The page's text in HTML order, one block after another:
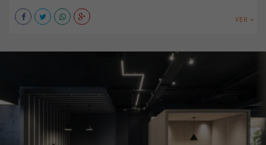
VER +